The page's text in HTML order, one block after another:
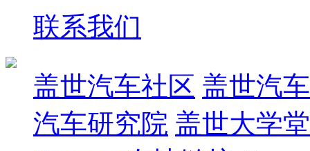
联系我们
盖世汽车社区 盖世汽
汽车研究院 盖世大学堂